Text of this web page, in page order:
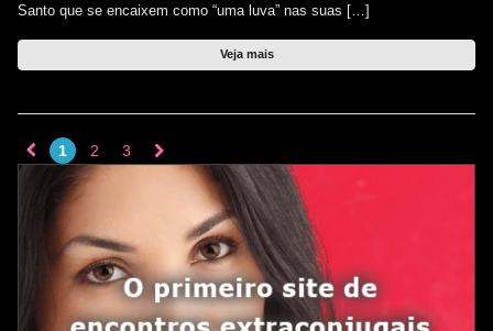
Santo que se encaixem como “uma luva” nas suas […]
Veja mais
1 2 3